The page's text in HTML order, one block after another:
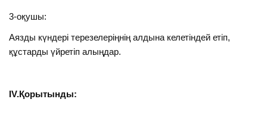
3-оқушы:
Аязды күндері терезелеріңнің алдына келетіндей етіп,
құстарды үйретіп алыңдар.
IV.Қорытынды: